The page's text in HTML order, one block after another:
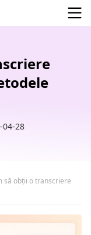
28
să obții o transcriere